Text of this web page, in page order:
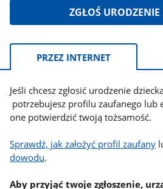
ZGŁOŚ URODZENIE
Informacje:
PRZEZ INTERNET
Jeśli chcesz zgłosić urodzenie
potrzebujesz profilu zaufanego lub
one potwierdzić twoją tożsamość.
Sprawdź, jak założyć profil zaufany
dowodu.
Aby przyjąć twoje zgłoszenie,